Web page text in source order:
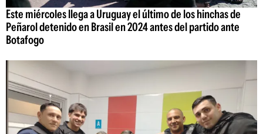
Este miércoles llega a Uruguay el último de los hinchas de
Peñarol detenido en Brasil en 2024 antes del partido ante
Botafogo